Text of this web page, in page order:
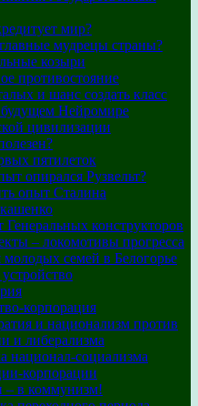
мир?
мудрецы страны?
козыри
противостояние
и шанс создать класс
Нейромире
цивилизации
пятилеток
опирался Рузвельт?
опыт Сталина
Генеральных конструкторов
– локомотивы прогресса
семей в Белогорье
корпорация
и национализм против
и либерализма
национал-социализма
корпорации
в коммунизм!